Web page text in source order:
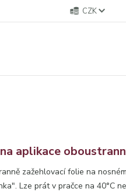
CZK
aplikace
zažehlovací folie na
Lze prát v pračce na 40°C